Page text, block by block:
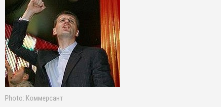
Photo: Коммерсант